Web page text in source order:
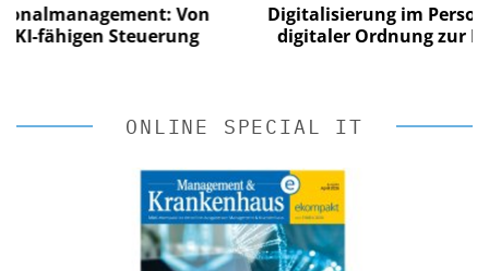
Von
Digitalisierung im
digitaler Ordnung zur KI-fähigen
ONLINE SPECIAL IT